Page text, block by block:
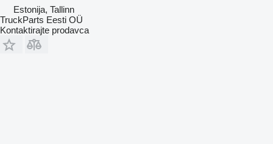
Estonija, Tallinn
TruckParts Eesti OÜ
Kontaktirajte prodavca